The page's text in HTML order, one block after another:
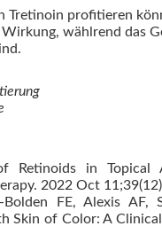
Tretinoin profitieren
wählrend das
Retinoids in Topical
2022 Oct
FE, Alexis
Skin of Color: A